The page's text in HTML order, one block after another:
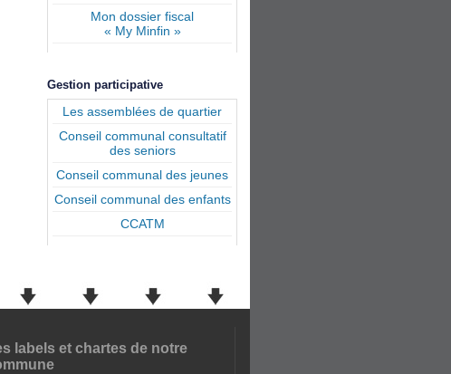
Mon dossier fiscal
« My Minfin »
Gestion participative
Les assemblées de quartier
Conseil communal consultatif
des seniors
Conseil communal des jeunes
Conseil communal des enfants
CCATM
labels et chartes de notre